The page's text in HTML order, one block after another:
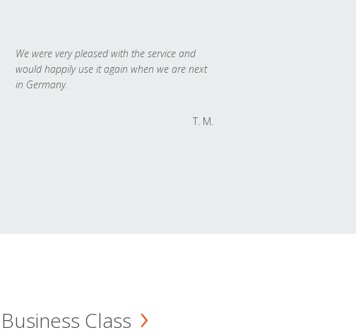
We were very pleased with the service and
would happily use it again when we are next
in Germany.
T. M.
Business Class